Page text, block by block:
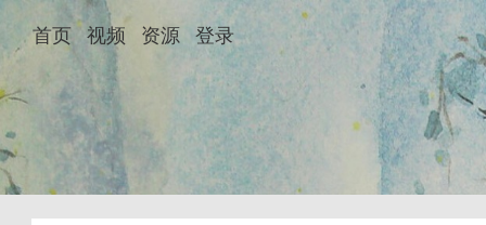
首页 视频 资源 登录